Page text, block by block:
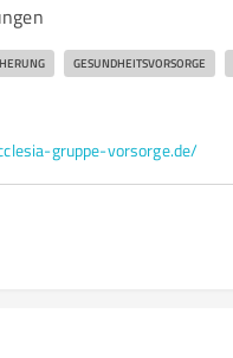
GESUNDHEITSVORSORGE
gruppe-vorsorge.de/